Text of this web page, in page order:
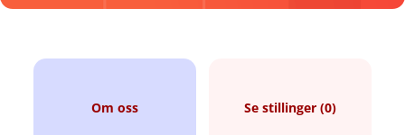
Om oss Se stillinger (0)